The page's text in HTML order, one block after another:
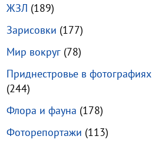
ЖЗЛ (189)
Зарисовки (177)
Мир вокруг(78)
Приднестровье в фотографиях
(244)
Флора и фауна (178)
Фоторепортажи (113)